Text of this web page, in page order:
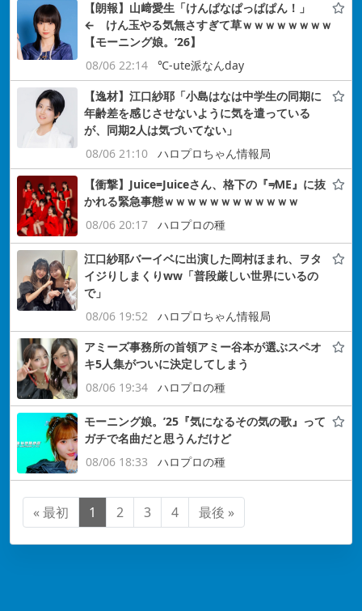
【朗報】山﨑愛生「けんぱなぱっぱぱん！」
← けん玉やる気無さすぎて草ｗｗｗｗｗｗｗｗ
【モーニング娘。’26】
08/06 22:14
℃-ute派なんday
【逸材】江口紗耶「小島はなは中学生の同期に
年齢差を感じさせないように気を遣っている
が、同期2人は気づいてない」
08/06 21:10
ハロプロちゃん情報局
【衝撃】Juice=Juiceさん、格下の『≠ME』に抜
かれる緊急事態ｗｗｗｗｗｗｗｗｗｗｗｗ
08/06 20:17
ハロプロの種
江口紗耶バーイベに出演した岡村ほまれ、ヲタ
イジりしまくりww「普段厳しい世界にいるの
で」
08/06 19:52
ハロプロちゃん情報局
アミーズ事務所の首領アミー谷本が選ぶスペオ
キ5人集がついに決定してしまう
08/06 19:34
ハロプロの種
モーニング娘。’25『気になるその気の歌』って
ガチで名曲だと思うんだけど
08/06 18:33
ハロプロの種
« 最初 1 2 3 4 最後 »